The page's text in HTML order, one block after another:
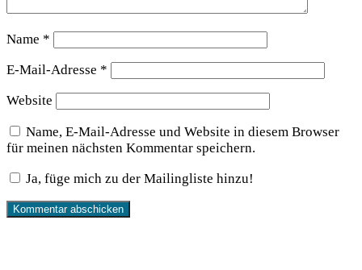
Name *
E-Mail-Adresse *
Website
Name, E-Mail-Adresse und Website in diesem Browser
für meinen nächsten Kommentar speichern.
Ja, füge mich zu der Mailingliste hinzu!